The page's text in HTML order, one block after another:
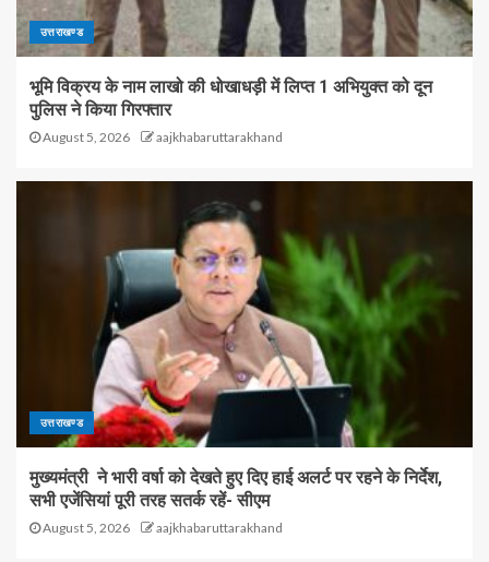
उत्तराखण्ड
भूमि विक्रय के नाम लाखो की धोखाधड़ी में लिप्त 1 अभियुक्त को दून
पुलिस ने किया गिरफ्तार
August 5, 2026 aajkhabaruttarakhand
उत्तराखण्ड
मुख्यमंत्री ने भारी वर्षा को देखते हुए दिए हाई अलर्ट पर रहने के निर्देश,
सभी एजेंसियां पूरी तरह सतर्क रहें- सीएम
August 5, 2026 aajkhabaruttarakhand